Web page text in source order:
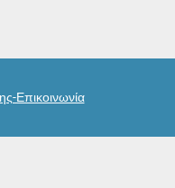
Επικοινωνία